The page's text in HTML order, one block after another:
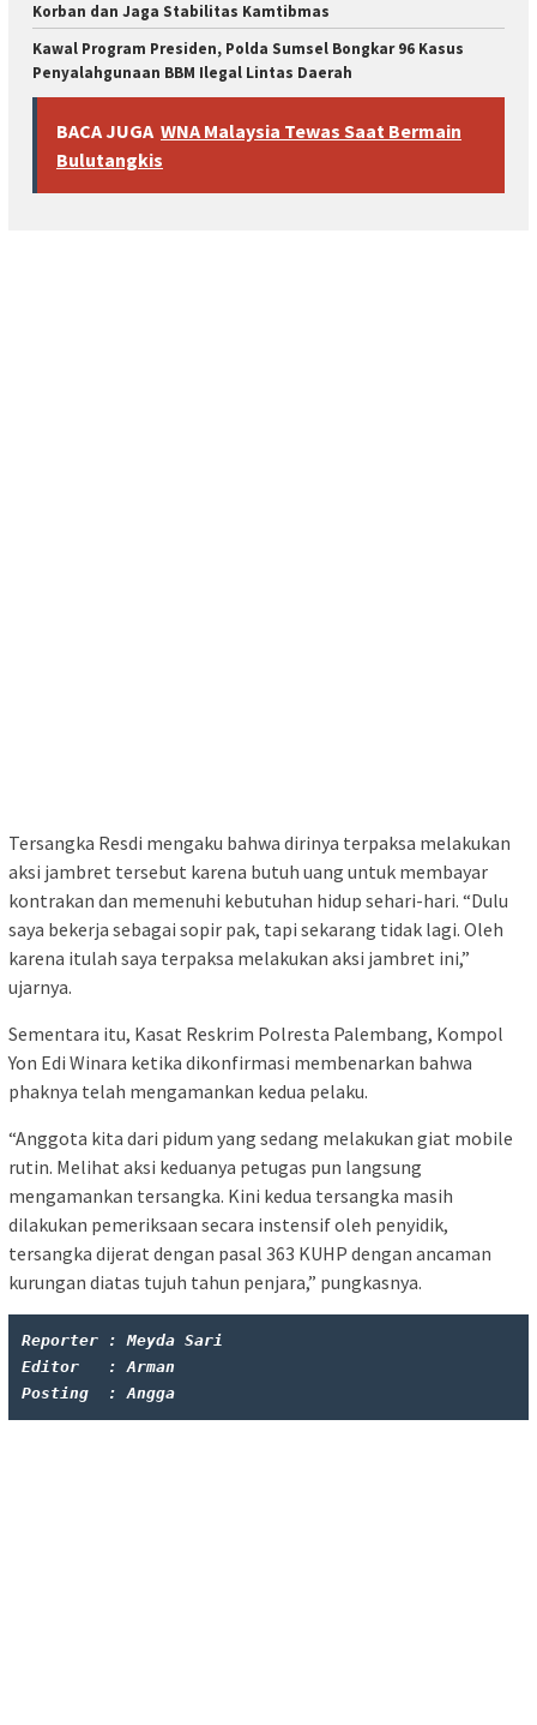
Korban dan Jaga Stabilitas Kamtibmas
Kawal Program Presiden, Polda Sumsel Bongkar 96 Kasus
Penyalahgunaan BBM Ilegal Lintas Daerah
BACA JUGA WNA Malaysia Tewas Saat Bermain
Bulutangkis
Tersangka Resdi mengaku bahwa dirinya terpaksa melakukan
aksi jambret tersebut karena butuh uang untuk membayar
kontrakan dan memenuhi kebutuhan hidup sehari-hari. “Dulu
saya bekerja sebagai sopir pak, tapi sekarang tidak lagi. Oleh
karena itulah saya terpaksa melakukan aksi jambret ini,”
ujarnya.
Sementara itu, Kasat Reskrim Polresta Palembang, Kompol
Yon Edi Winara ketika dikonfirmasi membenarkan bahwa
phaknya telah mengamankan kedua pelaku.
“Anggota kita dari pidum yang sedang melakukan giat mobile
rutin. Melihat aksi keduanya petugas pun langsung
mengamankan tersangka. Kini kedua tersangka masih
dilakukan pemeriksaan secara instensif oleh penyidik,
tersangka dijerat dengan pasal 363 KUHP dengan ancaman
kurungan diatas tujuh tahun penjara,” pungkasnya.
Reporter : Meyda Sari
Editor   : Arman
Posting  : Angga